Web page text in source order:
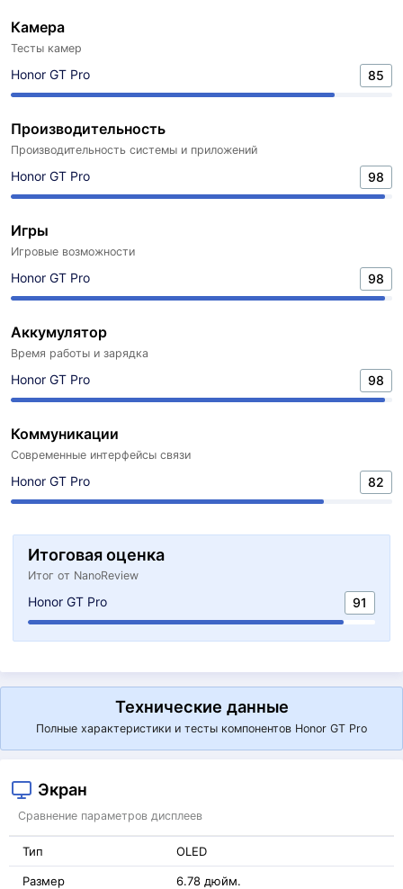
Камера
Тесты камер
Honor GT Pro 85
Производительность
Производительность системы и приложений
Honor GT Pro 98
Игры
Игровые возможности
Honor GT Pro 98
Аккумулятор
Время работы и зарядка
Honor GT Pro 98
Коммуникации
Современные интерфейсы связи
Honor GT Pro 82
Итоговая оценка
Итог от NanoReview
Honor GT Pro 91
Технические данные
Полные характеристики и тесты компонентов Honor GT Pro
Экран
Сравнение параметров дисплеев
Тип OLED
Размер 6.78 дюйм.